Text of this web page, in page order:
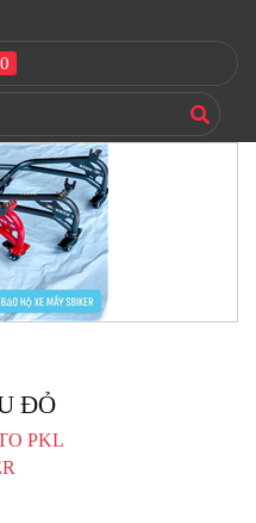
0
ĐỎ
PKL